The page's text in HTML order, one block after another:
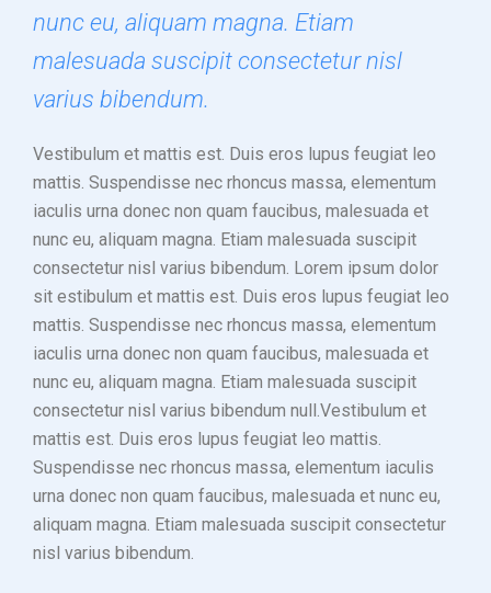
nunc eu, aliquam magna. Etiam
malesuada suscipit consectetur nisl
varius bibendum.
Vestibulum et mattis est. Duis eros lupus feugiat leo
mattis. Suspendisse nec rhoncus massa, elementum
iaculis urna donec non quam faucibus, malesuada et
nunc eu, aliquam magna. Etiam malesuada suscipit
consectetur nisl varius bibendum. Lorem ipsum dolor
sit estibulum et mattis est. Duis eros lupus feugiat leo
mattis. Suspendisse nec rhoncus massa, elementum
iaculis urna donec non quam faucibus, malesuada et
nunc eu, aliquam magna. Etiam malesuada suscipit
consectetur nisl varius bibendum null.Vestibulum et
mattis est. Duis eros lupus feugiat leo mattis.
Suspendisse nec rhoncus massa, elementum iaculis
urna donec non quam faucibus, malesuada et nunc eu,
aliquam magna. Etiam malesuada suscipit consectetur
nisl varius bibendum.